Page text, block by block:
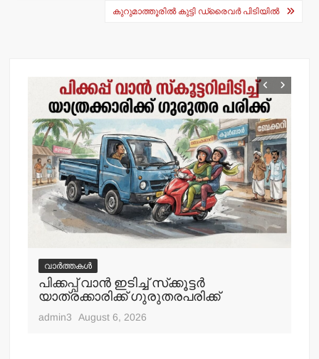
കുറുമാത്തൂരില്‍ കുട്ടി ഡ്രൈവര്‍ പിടിയില്‍
വാർത്തകൾ
പിക്കപ്പ് വാന്‍ ഇടിച്ച് സ്‌ക്കൂട്ടര്‍
യാത്രക്കാരിക്ക് ഗുരുതരപരിക്ക്
admin3 August 6, 2026